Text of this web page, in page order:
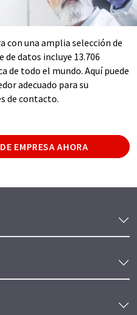
con una amplia selección de
datos incluye 13.706
de todo el mundo. Aquí puede
adecuado para su
de contacto.
EMPRESA AHORA